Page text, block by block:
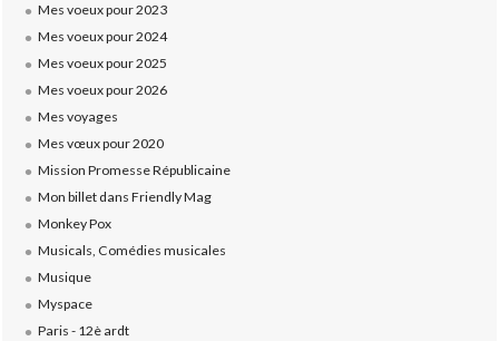
Mes voeux pour 2023
Mes voeux pour 2024
Mes voeux pour 2025
Mes voeux pour 2026
Mes voyages
Mes vœux pour 2020
Mission Promesse Républicaine
Mon billet dans Friendly Mag
Monkey Pox
Musicals, Comédies musicales
Musique
Myspace
Paris - 12è ardt